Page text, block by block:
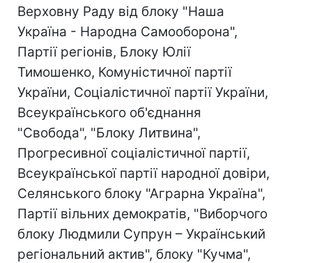
Верховну Раду від блоку "Наша
Україна - Народна Самооборона",
Партії регіонів, Блоку Юлії
Тимошенко, Комуністичної партії
України, Соціалістичної партії України,
Всеукраїнського об'єднання
"Свобода", "Блоку Литвина",
Прогресивної соціалістичної партії,
Всеукраїнської партії народної довіри,
Селянського блоку "Аграрна Україна",
Партії вільних демократів, "Виборчого
блоку Людмили Супрун – Український
регіональний актив", блоку "Кучма",